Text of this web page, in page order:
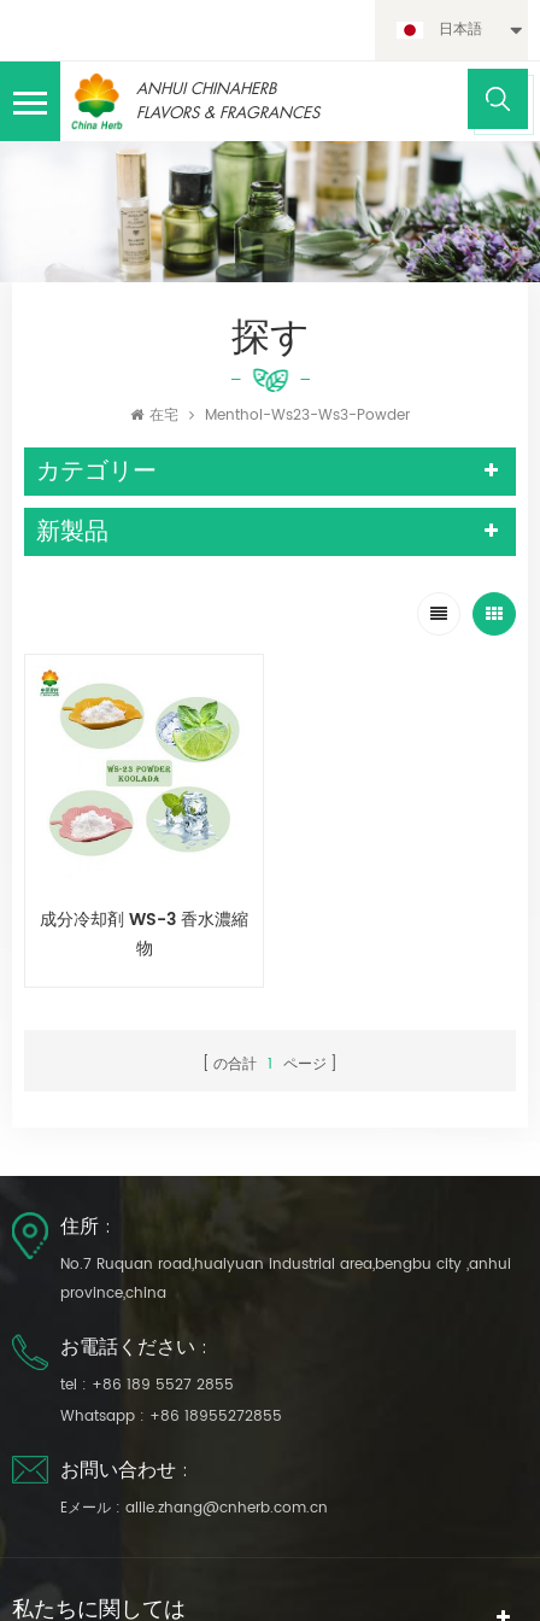
日本語
ANHUI CHINAHERB
FLAVORS & FRAGRANCES
探す
在宅 Menthol-Ws23-Ws3-Powder
カテゴリー
新製品
成分冷却剤 WS-3 香水濃縮
物
の合計 1 ページ
住所 :
No.7 Ruquan road,huaiyuan industrial area,bengbu city ,anhui
province,china
お電話ください :
tel : +86 189 5527 2855
Whatsapp : +86 18955272855
お問い合わせ :
Eメール : allie.zhang@cnherb.com.cn
私たちに関しては